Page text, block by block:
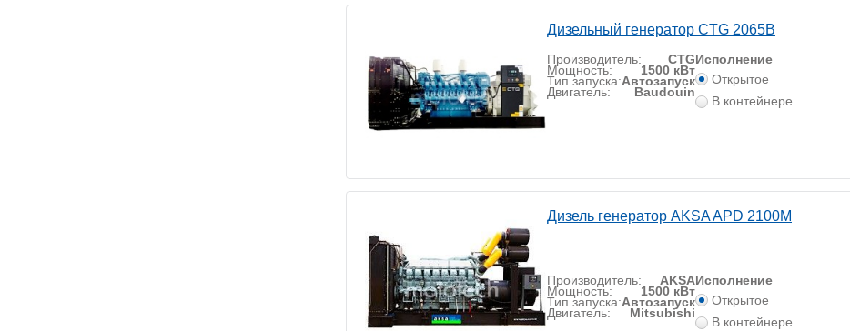
Дизельный генератор CTG 2065B
Производитель: CTG
Мощность: 1500 кВт
Тип запуска:Автозапуск
Двигатель: Baudouin
Исполнение
Открытое
В контейнере
Дизель генератор AKSA APD 2100M
Производитель: AKSA
Мощность: 1500 кВт
Тип запуска:Автозапуск
Двигатель: Mitsubishi
Исполнение
Открытое
В контейнере